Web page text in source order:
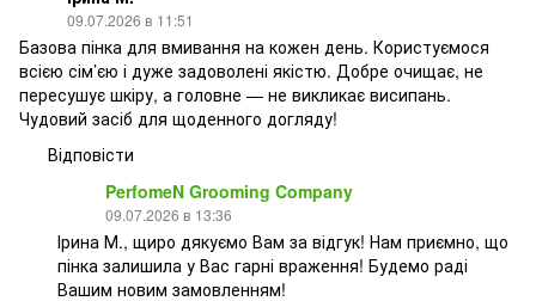
09.07.2026 в 11:51
Базова пінка для вмивання на кожен день. Користуємося
всією сім’єю і дуже задоволені якістю. Добре очищає, не
пересушує шкіру, а головне — не викликає висипань.
Чудовий засіб для щоденного догляду!
Відповісти
PerfomeN Grooming Company
09.07.2026 в 13:36
Ірина М., щиро дякуємо Вам за відгук! Нам приємно, що
пінка залишила у Вас гарні враження! Будемо раді
Вашим новим замовленням!